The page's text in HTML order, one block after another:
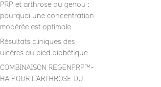
PRP et arthrose du genou :
pourquoi une concentration
modérée est optimale
Résultats cliniques des
ulcères du pied diabétique
COMBINAISON REGENPRP™-
HA POUR L’ARTHROSE DU